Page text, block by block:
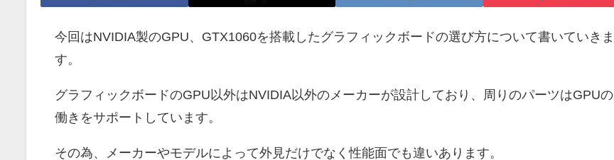
今回はNVIDIA製のGPU、GTX1060を搭載したグラフィックボードの選び方について書いていきま
す。
グラフィックボードのGPU以外はNVIDIA以外のメーカーが設計しており、周りのパーツはGPUの
働きをサポートしています。
その為、メーカーやモデルによって外見だけでなく性能面でも違いあります。